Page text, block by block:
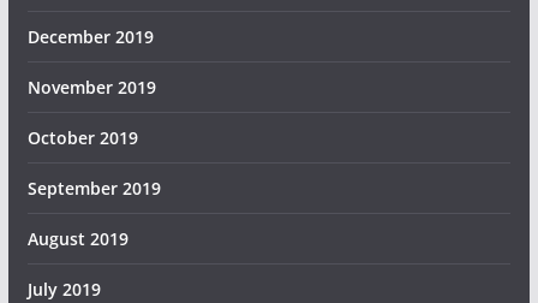
December 2019
November 2019
October 2019
September 2019
August 2019
July 2019